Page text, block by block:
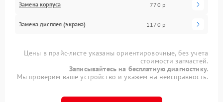
Замена корпуса 770 р
Замена дисплея (экрана) 1170 р
Цены в прайс-листе указаны ориентировочные, без учета
стоимости запчастей.
Записывайтесь на бесплатную диагностику.
Мы проверим ваше устройство и укажем на неисправность.